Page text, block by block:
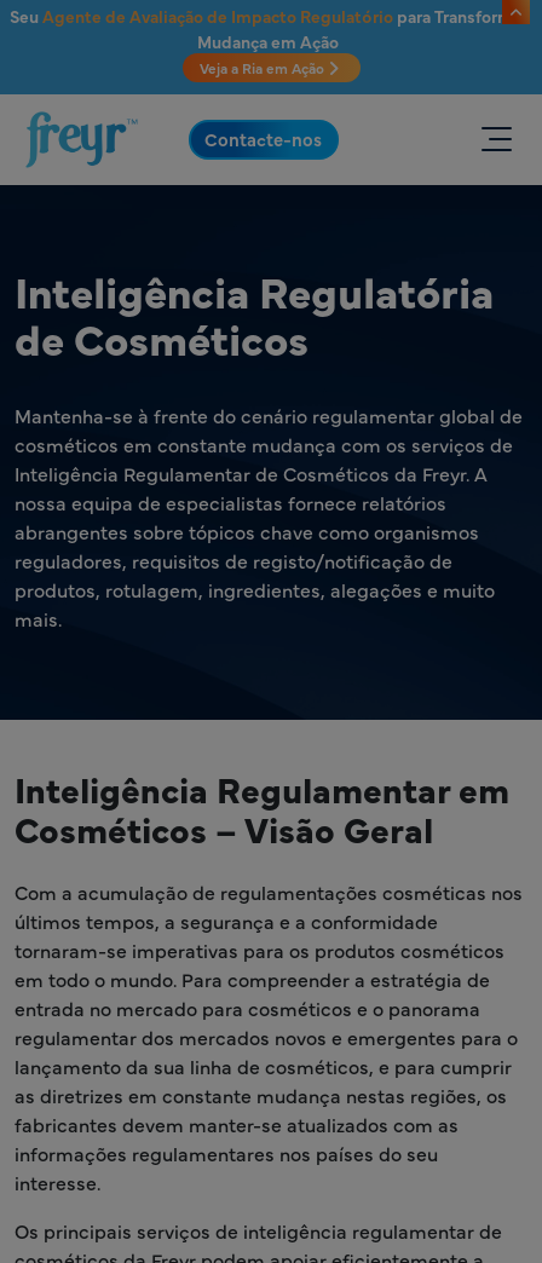
Saltar para o conteúdo principal
Seu Agente de Avaliação de Impacto Regulatóriopara Transformar
Mudança em Ação
Veja a Ria em Ação
.
Contacte-nos
Inteligência Regulatória
de Cosméticos
Mantenha-se à frente do cenário regulamentar global de
cosméticos em constante mudança com os serviços de
Inteligência Regulamentar de Cosméticos da Freyr. A
nossa equipa de especialistas fornece relatórios
abrangentes sobre tópicos chave como organismos
reguladores, requisitos de registo/notificação de
produtos, rotulagem, ingredientes, alegações e muito
mais.
Inteligência Regulamentar em
Cosméticos – Visão Geral
Com a acumulação de regulamentações cosméticas nos
últimos tempos, a segurança e a conformidade
tornaram-se imperativas para os produtos cosméticos
em todo o mundo. Para compreender a estratégia de
entrada no mercado para cosméticos e o panorama
regulamentar dos mercados novos e emergentes para o
lançamento da sua linha de cosméticos, e para cumprir
as diretrizes em constante mudança nestas regiões, os
fabricantes devem manter-se atualizados com as
informações regulamentares nos países do seu
interesse.
Os principais serviços de inteligência regulamentar de